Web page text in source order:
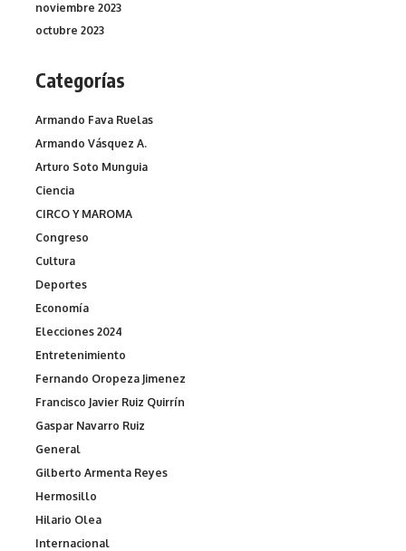
noviembre 2023
octubre 2023
Categorías
Armando Fava Ruelas
Armando Vásquez A.
Arturo Soto Munguia
Ciencia
CIRCO Y MAROMA
Congreso
Cultura
Deportes
Economía
Elecciones 2024
Entretenimiento
Fernando Oropeza Jimenez
Francisco Javier Ruiz Quirrín
Gaspar Navarro Ruiz
General
Gilberto Armenta Reyes
Hermosillo
Hilario Olea
Internacional